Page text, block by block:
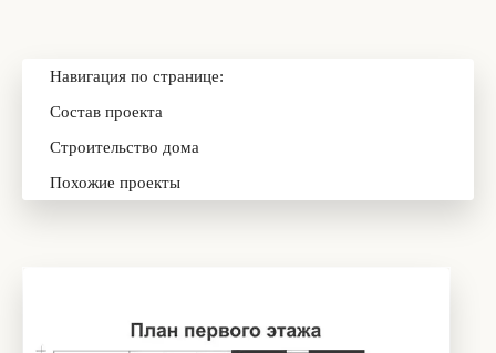
Навигация по странице:
Состав проекта
Строительство дома
Похожие проекты